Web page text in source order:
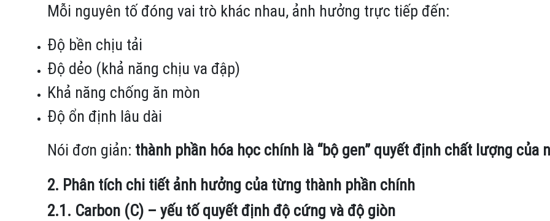
Mỗi nguyên tố đóng vai trò khác nhau, ảnh hưởng trực tiếp đến:
Độ bền chịu tải
Độ dẻo (khả năng chịu va đập)
Khả năng chống ăn mòn
Độ ổn định lâu dài
Nói đơn giản: thành phần hóa học chính là “bộ gen” quyết định chất lượng của
2. Phân tích chi tiết ảnh hưởng của từng thành phần chính
2.1. Carbon (C) – yếu tố quyết định độ cứng và độ giòn